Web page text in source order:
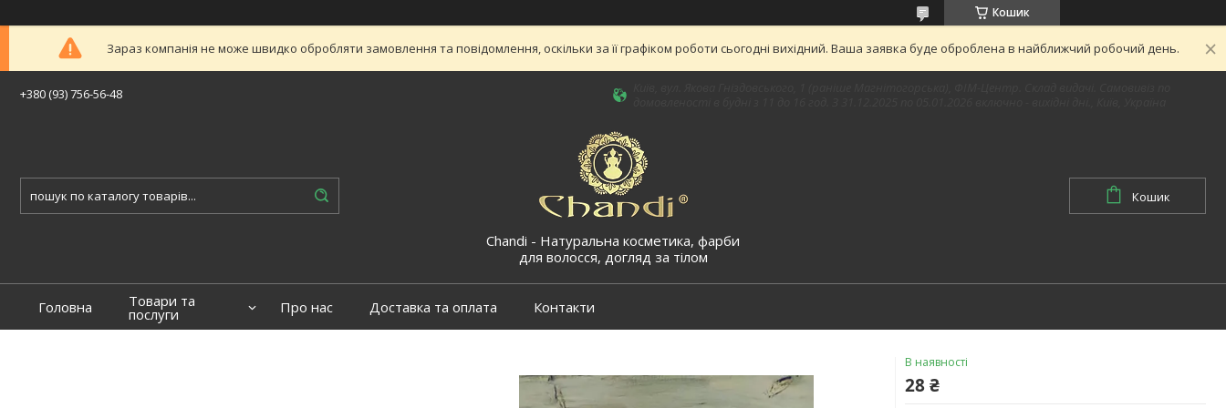
Кошик
Зараз компанія не може швидко обробляти замовлення та повідомлення, оскільки за її графіком роботи сьогодні вихідний. Ваша заявка буде оброблена в найближчий робочий день.
+380 (93) 756-56-48
Chandi - Натуральна косметика, фарби
для волосся, догляд за тілом
Кошик
Головна Товари та
послуги Про нас Доставка та оплата Контакти
В наявності
28 ₴